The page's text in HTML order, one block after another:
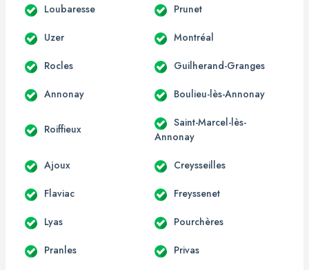
Loubaresse Prunet
Uzer Montréal
Rocles Guilherand-Granges
Annonay Boulieu-lès-Annonay
Roiffieux
Saint-Marcel-lès-
Annonay
Ajoux Creysseilles
Flaviac Freyssenet
Lyas Pourchères
Pranles Privas